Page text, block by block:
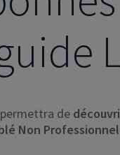
de
Non Professionnel